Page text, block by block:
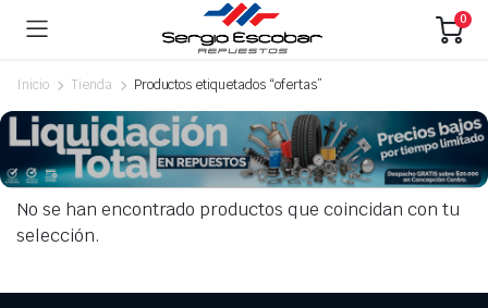
0
Inicio Tienda Productos etiquetados “ofertas”
No se han encontrado productos que coincidan con tu
selección.